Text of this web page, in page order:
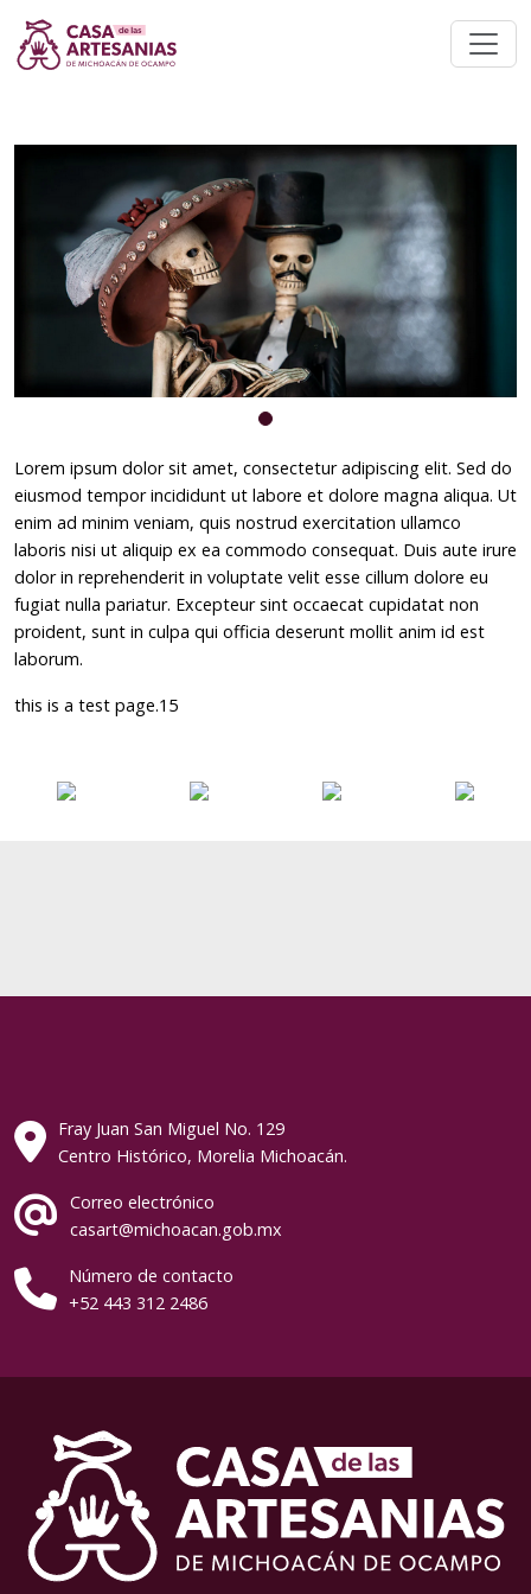
Lorem ipsum dolor sit amet, consectetur adipiscing elit. Sed do
eiusmod tempor incididunt ut labore et dolore magna aliqua. Ut
enim ad minim veniam, quis nostrud exercitation ullamco
laboris nisi ut aliquip ex ea commodo consequat. Duis aute irure
dolor in reprehenderit in voluptate velit esse cillum dolore eu
fugiat nulla pariatur. Excepteur sint occaecat cupidatat non
proident, sunt in culpa qui officia deserunt mollit anim id est
laborum.
this is a test page.15
Fray Juan San Miguel No. 129
Centro Histórico, Morelia Michoacán.
Correo electrónico
casart@michoacan.gob.mx
Número de contacto
+52 443 312 2486